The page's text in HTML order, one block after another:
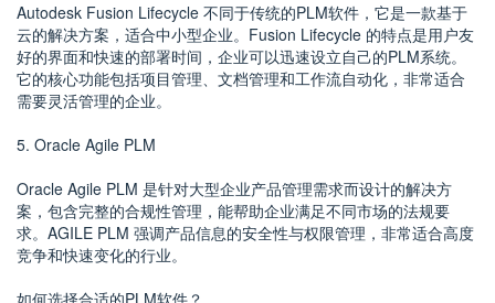
Autodesk Fusion Lifecycle 不同于传统的PLM软件，它是一款基于
云的解决方案，适合中小型企业。Fusion Lifecycle 的特点是用户友
好的界面和快速的部署时间，企业可以迅速设立自己的PLM系统。
它的核心功能包括项目管理、文档管理和工作流自动化，非常适合
需要灵活管理的企业。
5. Oracle Agile PLM
Oracle Agile PLM 是针对大型企业产品管理需求而设计的解决方
案，包含完整的合规性管理，能帮助企业满足不同市场的法规要
求。AGILE PLM 强调产品信息的安全性与权限管理，非常适合高度
竞争和快速变化的行业。
如何选择合适的PLM软件？